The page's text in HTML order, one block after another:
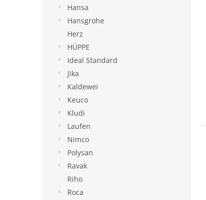
Hansa
Hansgrohe
Herz
HÜPPE
Ideal Standard
Jika
Kaldewei
Keuco
Kludi
Laufen
Nimco
Polysan
Ravak
Riho
Roca